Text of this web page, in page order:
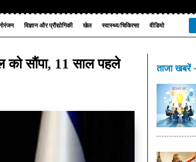
विज्ञान और प्रौद्योगिकी खेल स्वास्थ्य/चिकित्सा वीडियो
को सौंपा, 11 साल पहले
ताजा खबरें